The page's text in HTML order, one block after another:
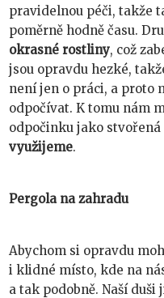
pravidelnou péči, takže
poměrně hodně času.
okrasné rostliny, což
jsou opravdu hezké,
není jen o práci, a proto
odpočívat. K tomu nám
odpočinku jako
využijeme.
Pergola na zahradu
Abychom si opravdu
i klidné místo, kde na
a tak podobně. Naší